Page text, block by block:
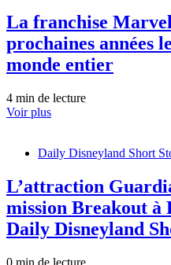
La franchise
prochaines années
monde entier
4 min de lecture
Voir plus
Daily Disneyland Short
L’attraction
mission Breakout à
Daily Disneyland
0 min de lecture